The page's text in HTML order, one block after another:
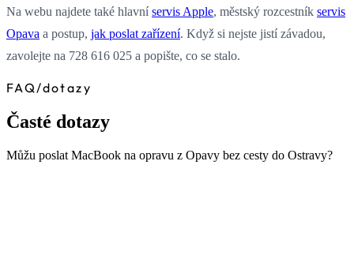
Na webu najdete také hlavníservis Apple, městský rozcestník servis
Opava a postup, jak poslat zařízení. Když si nejste jistí závadou,
zavolejte na 728 616 025 a popište, co se stalo.
FAQ /dotazy
Časté dotazy
Můžu poslat MacBook na opravu z Opavy bez cesty do Ostravy?